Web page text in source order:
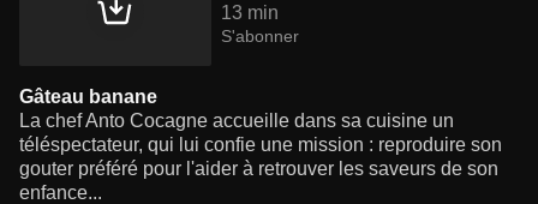
13 min
S'abonner
Gâteau banane
La chef Anto Cocagne accueille dans sa cuisine un
téléspectateur, qui lui confie une mission : reproduire son
gouter préféré pour l'aider à retrouver les saveurs de son
enfance...